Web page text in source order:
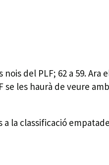
del PLF; 62 a 59. Ara
les haurà de veure
la classificació